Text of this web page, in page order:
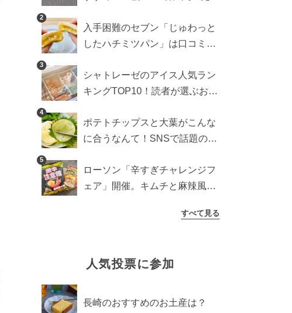
め商品も
2
入手困難のセブン「じゅわっと
したハチミツパン」は口コミ通
検証
3
シャトレーゼのアイス人気ラン
キングTOP10！読者が選ぶおす
4
ポテトチップスと大葉がこんな
に合うなんて！SNSで話題の食
5
ローソン「辛すぎチャレンジフ
ェア」開催。キムチと麻辣風の
すべて見る
人気投票に参加
長崎のおすすめのお土産は？